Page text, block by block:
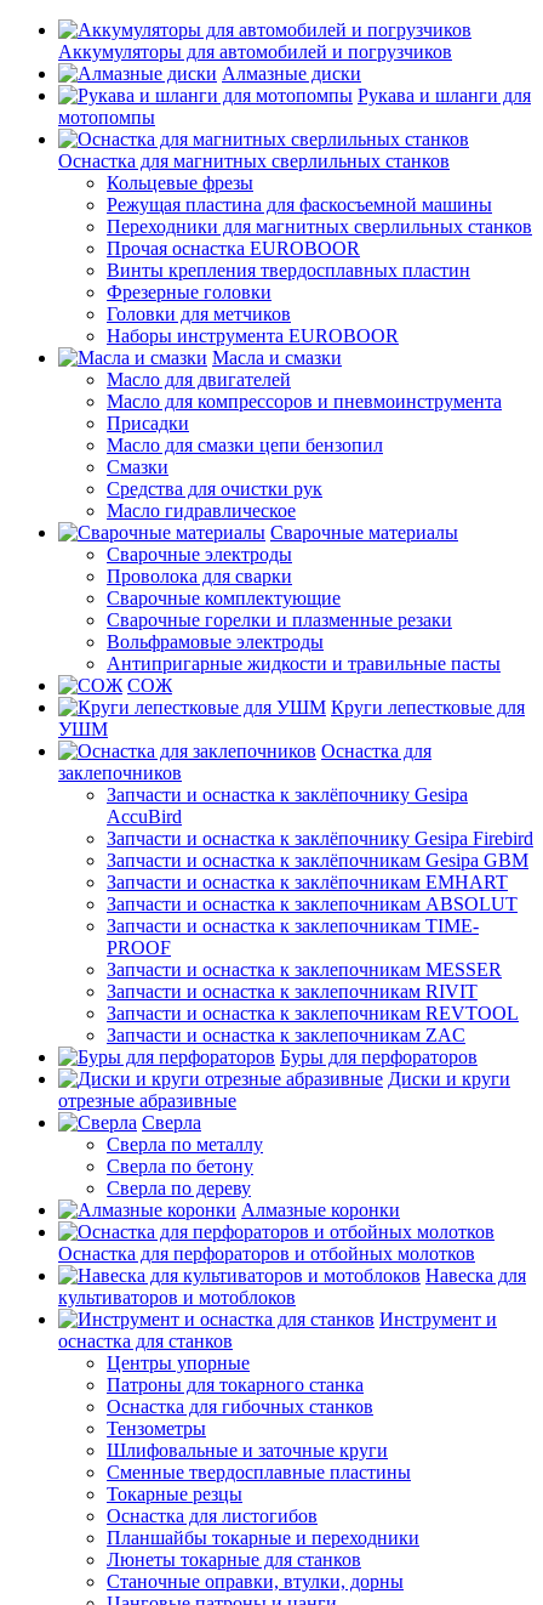
Аккумуляторы для автомобилей и погрузчиков
Алмазные диски
Рукава и шланги для
мотопомпы
Оснастка для магнитных сверлильных станков
Кольцевые фрезы
Режущая пластина для фаскосъемной машины
Переходники для магнитных сверлильных станков
Прочая оснастка EUROBOOR
Винты крепления твердосплавных пластин
Фрезерные головки
Головки для метчиков
Наборы инструмента EUROBOOR
Масла и смазки
Масло для двигателей
Масло для компрессоров и пневмоинструмента
Присадки
Масло для смазки цепи бензопил
Смазки
Средства для очистки рук
Масло гидравлическое
Сварочные материалы
Сварочные электроды
Проволока для сварки
Сварочные комплектующие
Сварочные горелки и плазменные резаки
Вольфрамовые электроды
Антипригарные жидкости и травильные пасты
СОЖ
Круги лепестковые для
УШМ
Оснастка для
заклепочников
Запчасти и оснастка к заклёпочнику Gesipa
AccuBird
Запчасти и оснастка к заклёпочнику Gesipa Firebird
Запчасти и оснастка к заклёпочникам Gesipa GBM
Запчасти и оснастка к заклёпочникам EMHART
Запчасти и оснастка к заклепочникам ABSOLUT
Запчасти и оснастка к заклепочникам TIME-
PROOF
Запчасти и оснастка к заклепочникам MESSER
Запчасти и оснастка к заклепочникам RIVIT
Запчасти и оснастка к заклепочникам REVTOOL
Запчасти и оснастка к заклепочникам ZAC
Буры для перфораторов
Диски и круги
отрезные абразивные
Сверла
Сверла по металлу
Сверла по бетону
Сверла по дереву
Алмазные коронки
Оснастка для перфораторов и отбойных молотков
Навеска для
культиваторов и мотоблоков
Инструмент и
оснастка для станков
Центры упорные
Патроны для токарного станка
Оснастка для гибочных станков
Тензометры
Шлифовальные и заточные круги
Сменные твердосплавные пластины
Токарные резцы
Оснастка для листогибов
Планшайбы токарные и переходники
Люнеты токарные для станков
Станочные оправки, втулки, дорны